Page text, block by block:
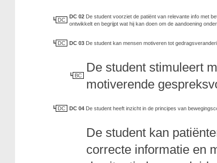
DC
DC 02 De student voorziet de patiënt van relevante info met
ontwikkelt en begrijpt wat hij kan doen om de aandoening
DC DC 03 De student kan mensen motiveren tot
BC
De student stimuleert
motiverende
DC DC 04 De student heeft inzicht in de principes van
De student kan
correcte informatie en